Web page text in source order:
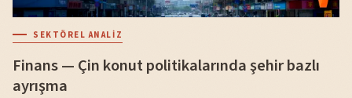
SEKTÖREL ANALIZ
Finans — Çin konut politikalarında şehir bazlı
ayrışma